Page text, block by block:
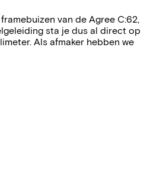
van de Agree C:62,
sta je dus al direct op
Als afmaker hebben we